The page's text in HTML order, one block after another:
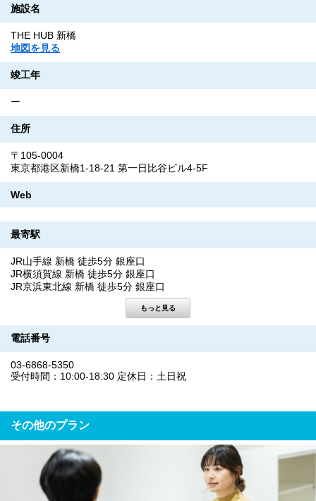
施設名
THE HUB 新橋
地図を見る
竣工年
ー
住所
〒105-0004
東京都港区新橋1-18-21 第一日比谷ビル4-5F
Web
最寄駅
JR山手線 新橋 徒歩5分 銀座口
JR横須賀線 新橋 徒歩5分 銀座口
JR京浜東北線 新橋 徒歩5分 銀座口
電話番号
03-6868-5350
受付時間：10:00-18:30 定休日：土日祝
その他のプラン